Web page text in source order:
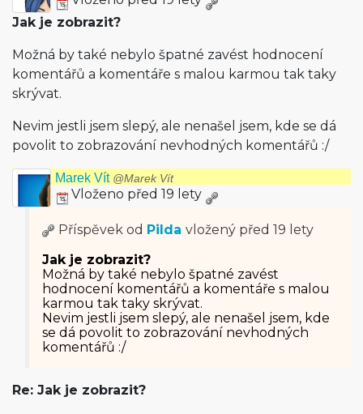
Jak je zobrazit?
Možná by také nebylo špatné zavést hodnocení
komentářů a komentáře s malou karmou tak taky
skrývat.
Nevim jestli jsem slepý, ale nenašel jsem, kde se dá
povolit to zobrazování nevhodných komentářů :/
Marek Vít @Marek Vít
Vloženo před 19 lety
Příspěvek od Pilda vložený před 19 lety
Jak je zobrazit?
Možná by také nebylo špatné zavést
hodnocení komentářů a komentáře s malou
karmou tak taky skrývat.
Nevim jestli jsem slepý, ale nenašel jsem, kde
se dá povolit to zobrazování nevhodných
komentářů :/
Re: Jak je zobrazit?